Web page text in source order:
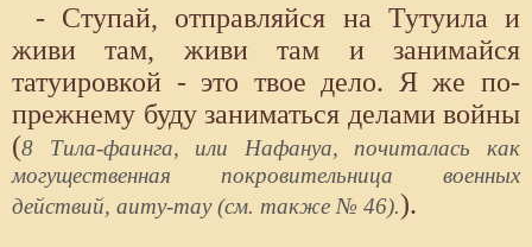
- Ступай, отправляйся на Тутуила и
живи там, живи там и занимайся
татуировкой - это твое дело. Я же по-
прежнему буду заниматься делами войны
(8 Тила-фаинга, или Нафануа, почиталась как
могущественная покровительница военных
действий, аиту-тау (см. также № 46).).